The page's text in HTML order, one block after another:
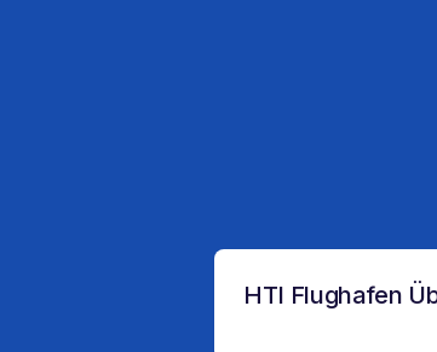
HTI Flughafen